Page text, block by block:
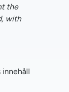
the
with
innehåll